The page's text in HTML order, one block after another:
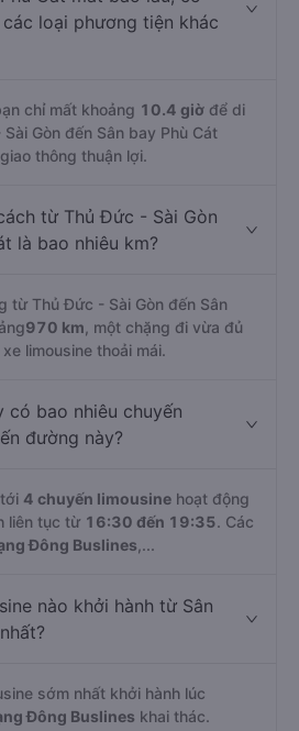
loại phương tiện khác
chỉ mất khoảng 10.4 giờ để di
Gòn đến Sân bay Phù Cát
thông thuận lợi.
từ Thủ Đức - Sài Gòn
là bao nhiêu km?
từ Thủ Đức - Sài Gòn đến Sân
970 km , một chặng đi vừa đủ
limousine thoải mái.
có bao nhiêu chuyến
đường này?
4 chuyến limousine hoạt động
liên tục từ 16:30 đến 19:35. Các
Đông Buslines ,...
nào khởi hành từ Sân
sớm nhất khởi hành lúc
Đông Buslines khai thác.